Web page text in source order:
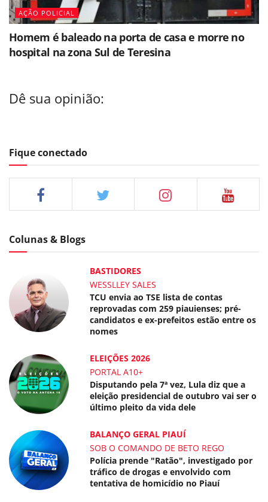
AÇÃO POLICIAL
Homem é baleado na porta de casa e morre no
hospital na zona Sul de Teresina
Dê sua opinião:
Fique conectado
Colunas & Blogs
BASTIDORES
WESSLLEY SALES
TCU envia ao TSE lista de contas
reprovadas com 259 piauienses; pré-
candidatos e ex-prefeitos estão entre os
nomes
ELEIÇÕES 2026
PORTAL A10+
Disputando pela 7ª vez, Lula diz que a
eleição presidencial de outubro vai ser o
último pleito da vida dele
BALANÇO GERAL PIAUÍ
SOB O COMANDO DE BETO REGO
Polícia prende "Ratão", investigado por
tráfico de drogas e envolvido com
tentativa de homicídio no Piauí